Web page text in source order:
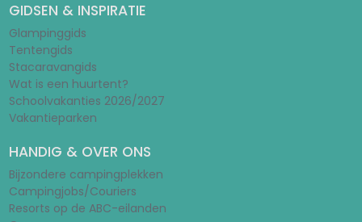
GIDSEN & INSPIRATIE
Glampinggids
Tentengids
Stacaravangids
Wat is een huurtent?
Schoolvakanties 2026/2027
Vakantieparken
HANDIG & OVER ONS
Bijzondere campingplekken
Campingjobs/Couriers
Resorts op de ABC-eilanden